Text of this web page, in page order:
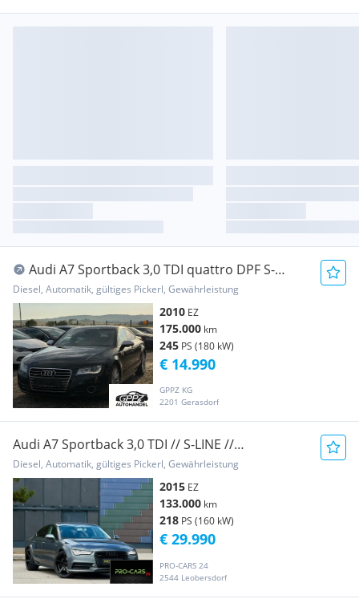
Audi A7 Sportback 3,0 TDI quattro DPF S-
tronic
Diesel, Automatik, gültiges Pickerl, Gewährleistung
2010 EZ
175.000 km
245 PS (180 kW)
GPPZ KG
2201 Gerasdorf
€ 14.990
Audi A7 Sportback 3,0 TDI // S-LINE //
STANDHEIZUNG ...
Diesel, Automatik, gültiges Pickerl, Gewährleistung
2015 EZ
133.000 km
218 PS (160 kW)
PRO-CARS 24
2544 Leobersdorf
€ 29.990